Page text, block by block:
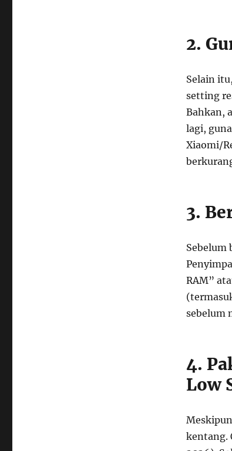
2.
Selain
setting
Bahkan,
lagi,
Xiaomi/
3.
Sebelum
RAM”
sebelum
4.
Low
kentang.